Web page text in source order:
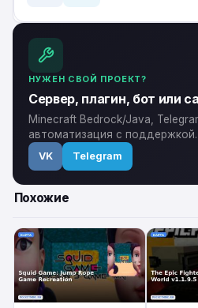
НУЖЕН СВОЙ ПРОЕКТ?
Сервер, плагин, бот или
Minecraft Bedrock/Java,
автоматизация с поддержкой.
VK Telegram
Похожие